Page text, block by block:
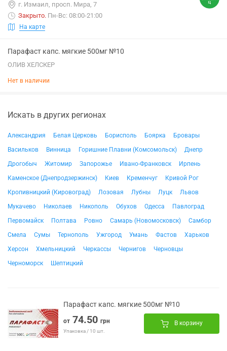
г. Измаил, просп. Мира, 7
Закрыто. Пн-Вс: 08:00-21:00
На карте
Парафаст капс. мягкие 500мг №10
ОЛИВ ХЕЛСКЕР
Нет в наличии
Искать в других регионах
Александрия Белая Церковь Борисполь Боярка
Бровары
Васильков
Винница Горишние Плавни (Комсомольск)
Днепр
Дрогобыч
Житомир Запорожье Ивано-Франковск
Ирпень
Каменское (Днепродзержинск)
Киев Кременчуг
Кривой Рог
Кропивницкий (Кировоград)
Лозовая Лубны Луцк
Львов
Мукачево
Николаев Никополь Обухов Одесса
Павлоград
Первомайск
Полтава Ровно Самарь (Новомосковск)
Самбор
Смела
Сумы Тернополь Ужгород Умань Фастов
Харьков
Херсон
Хмельницкий Черкассы Чернигов
Черновцы
Черноморск
Шептицкий
Парафаст капс. мягкие 500мг №10
от 74.50 грн
Упаковка / 10 шт.
В корзину